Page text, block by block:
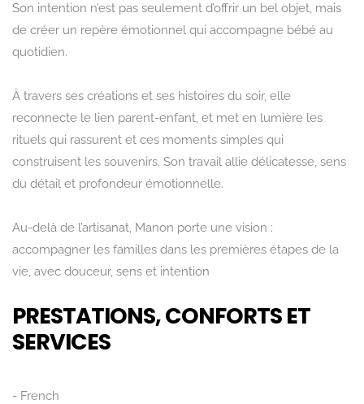
Rechercher
Son intention n’est pas seulement d’offrir un bel objet, mais
de créer un repère émotionnel qui accompagne bébé au
quotidien.
À travers ses créations et ses histoires du soir, elle
reconnecte le lien parent-enfant, et met en lumière les
rituels qui rassurent et ces moments simples qui
construisent les souvenirs. Son travail allie délicatesse, sens
du détail et profondeur émotionnelle.
Au-delà de l’artisanat, Manon porte une vision :
accompagner les familles dans les premières étapes de la
vie, avec douceur, sens et intention
PRESTATIONS, CONFORTS ET
SERVICES
French